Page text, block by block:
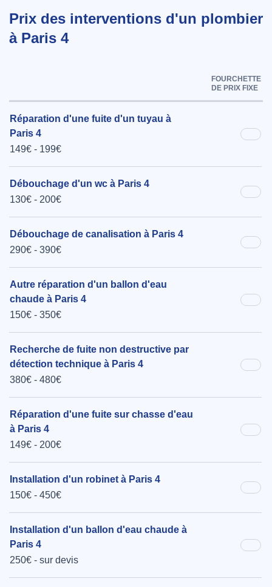
Prix des interventions d'un plombier
à Paris 4
FOURCHETTE
DE PRIX FIXE
Réparation d'une fuite d'un tuyau à
Paris 4
149€ - 199€
Débouchage d'un wc à Paris 4
130€ - 200€
Débouchage de canalisation à Paris 4
290€ - 390€
Autre réparation d'un ballon d'eau
chaude à Paris 4
150€ - 350€
Recherche de fuite non destructive par
détection technique à Paris 4
380€ - 480€
Réparation d'une fuite sur chasse d'eau
à Paris 4
149€ - 200€
Installation d'un robinet à Paris 4
150€ - 450€
Installation d'un ballon d'eau chaude à
Paris 4
250€ - sur devis